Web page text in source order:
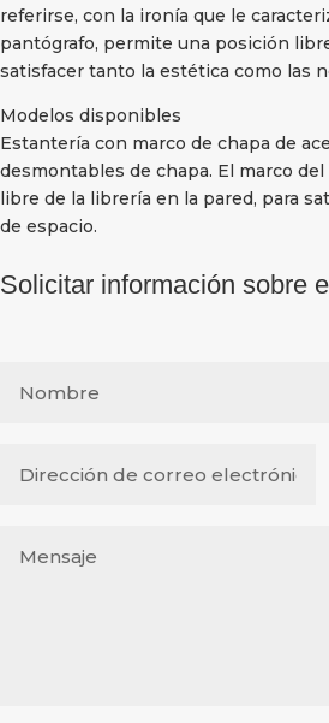
referirse, con la ironía que le
pantógrafo, permite una posición
satisfacer tanto la estética como las
Modelos disponibles
Estantería con marco de chapa de
desmontables de chapa. El marco
libre de la librería en la pared, para
de espacio.
Solicitar información sobre